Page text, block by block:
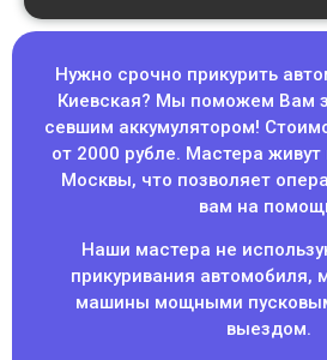
Нужно срочно прикурить
Киевская? Мы поможем Вам
севшим аккумулятором!
от 2000 рубле. Мастера
Москвы, что позволяет
вам на
Наши мастера не
прикуривания автомобиля,
машины мощными
выездом.